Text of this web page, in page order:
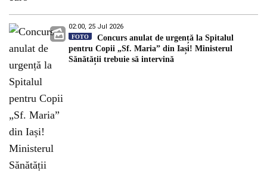
02:00, 25 Jul 2026
FOTO
Concurs anulat de urgență la Spitalul
pentru Copii „Sf. Maria” din Iași! Ministerul
Sănătății trebuie să intervină